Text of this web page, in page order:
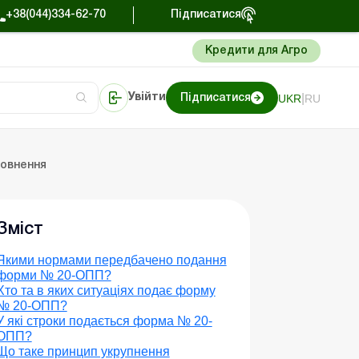
+38(044)334-62-70 Підписатися
Кредити для Агро
Увійти Підписатися UKR RU
нормами передбачено подання
№ 20-ОПП?
та в яких ситуаціях подає форму
20-ОПП?
які строки подається форма № 20-
таке принцип укрупнення